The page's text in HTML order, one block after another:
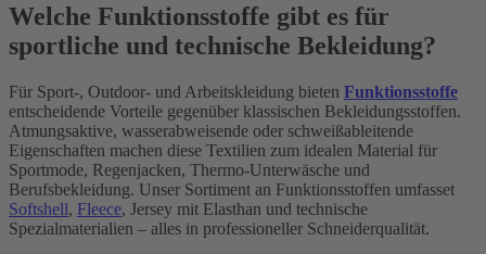
Welche Funktionsstoffe gibt es für
sportliche und technische Bekleidung?
Für Sport-, Outdoor- und Arbeitskleidung bieten Funktionsstoffe
entscheidende Vorteile gegenüber klassischen Bekleidungsstoffen.
Atmungsaktive, wasserabweisende oder schweißableitende
Eigenschaften machen diese Textilien zum idealen Material für
Sportmode, Regenjacken, Thermo-Unterwäsche und
Berufsbekleidung. Unser Sortiment an Funktionsstoffen umfasset
Softshell, Fleece, Jersey mit Elasthan und technische
Spezialmaterialien – alles in professioneller Schneiderqualität.